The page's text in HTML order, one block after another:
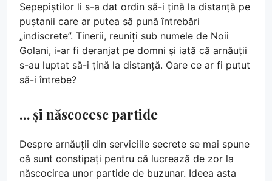
Sepepiștilor li s-a dat ordin să-i țină la distanță pe
puștanii care ar putea să pună întrebări
„indiscrete”. Tinerii, reuniți sub numele de Noii
Golani, i-ar fi deranjat pe domni și iată că arnăuții
s-au luptat să-i țină la distanță. Oare ce ar fi putut
să-i întrebe?
… și născocesc partide
Despre arnăuții din serviciile secrete se mai spune
că sunt constipați pentru că lucrează de zor la
născocirea unor partide de buzunar. Ideea asta